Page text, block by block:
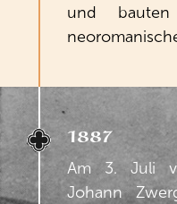
und
1887
Am 3. Juli
Johann